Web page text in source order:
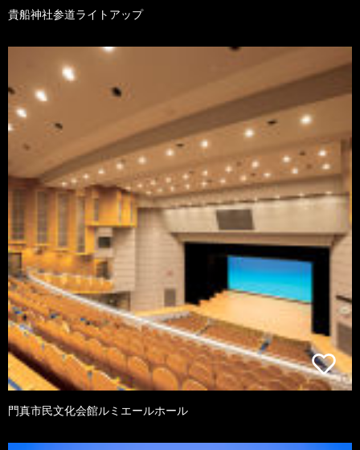
貴船神社参道ライトアップ
門真市民文化会館ルミエールホール